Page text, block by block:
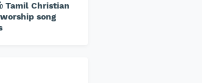
Tamil Christian
song